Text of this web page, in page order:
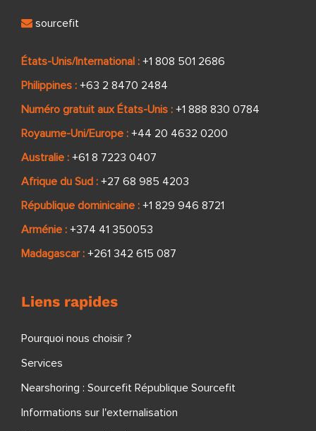
sourcefit
États-Unis/International : +1 808 501 2686
Philippines : +63 2 8470 2484
Numéro gratuit aux États-Unis : +1 888 830 0784
Royaume-Uni/Europe : +44 20 4632 0200
Australie : +61 8 7223 0407
Afrique du Sud : +27 68 985 4203
République dominicaine : +1 829 946 8721
Arménie : +374 41 350053
Madagascar : +261 342 615 087
Liens rapides
Pourquoi nous choisir ?
Services
Nearshoring : Sourcefit République Sourcefit
Informations sur l'externalisation